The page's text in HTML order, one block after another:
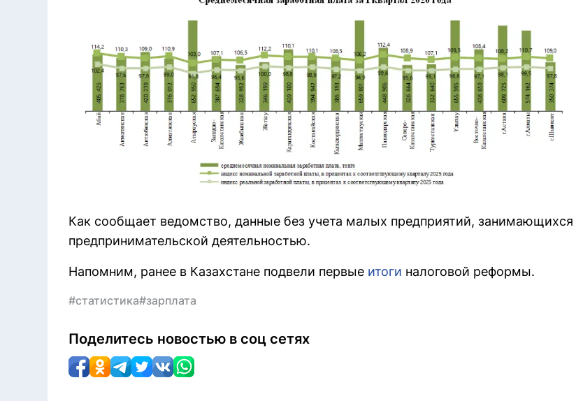
Как сообщает ведомство, данные без учета малых предприятий, занимающихся
предпринимательской деятельностью.
Напомним, ранее в Казахстане подвели первые итоги налоговой реформы.
#статистика#зарплата
Поделитесь новостью в соц сетях